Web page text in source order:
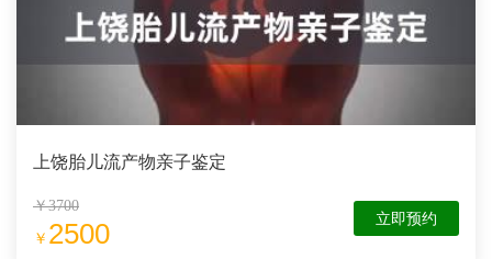
上饶胎儿流产物亲子鉴定
￥3700
￥ 2500 立即预约